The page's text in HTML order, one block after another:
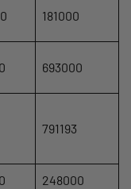
181000
693000
791193
248000